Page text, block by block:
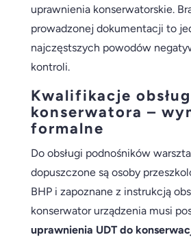
uprawnienia konserwatorskie.
prowadzonej dokumentacji to
najczęstszych powodów
kontroli.
Kwalifikacje
konserwatora –
formalne
Do obsługi podnośników
dopuszczone są osoby
BHP i zapoznane z instrukcją
konserwator urządzenia musi
uprawnienia UDT do